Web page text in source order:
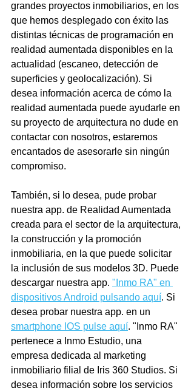
grandes proyectos inmobiliarios, en los
que hemos desplegado con éxito las
distintas técnicas de programación en
realidad aumentada disponibles en la
actualidad (escaneo, detección de
superficies y geolocalización). Si
desea información acerca de cómo la
realidad aumentada puede ayudarle en
su proyecto de arquitectura no dude en
contactar con nosotros, estaremos
encantados de asesorarle sin ningún
compromiso.
También, si lo desea, pude probar
nuestra app. de Realidad Aumentada
creada para el sector de la arquitectura,
la construcción y la promoción
inmobiliaria, en la que puede solicitar
la inclusión de sus modelos 3D. Puede
descargar nuestra app. "Inmo RA" en
dispositivos Android pulsando aquí. Si
desea probar nuestra app. en un
smartphone IOS pulse aquí. "Inmo RA"
pertenece a Inmo Estudio, una
empresa dedicada al marketing
inmobiliario filial de Iris 360 Studios. Si
desea información sobre los servicios